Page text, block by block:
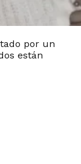
por un
están